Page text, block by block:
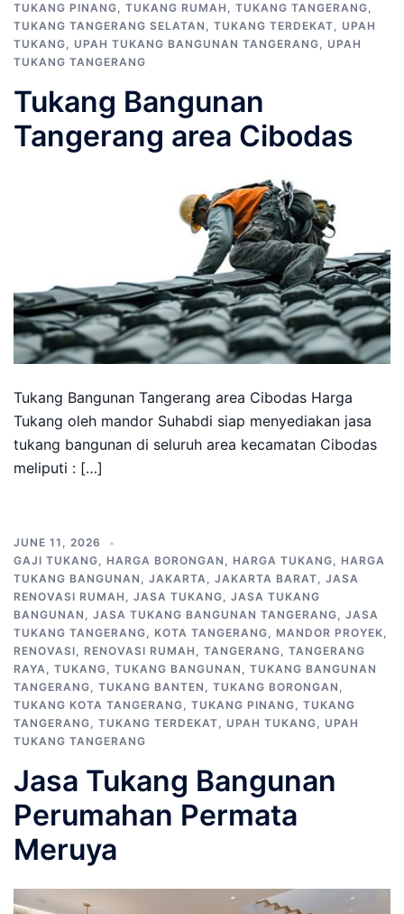
TUKANG PINANG, TUKANG RUMAH , TUKANG TANGERANG,
TUKANG TANGERANG SELATAN , TUKANG TERDEKAT, UPAH
TUKANG, UPAH TUKANG BANGUNAN TANGERANG, UPAH
TUKANG TANGERANG
Tukang Bangunan
Tangerang area Cibodas
Tukang Bangunan Tangerang area Cibodas Harga
Tukang oleh mandor Suhabdi siap menyediakan jasa
tukang bangunan di seluruh area kecamatan Cibodas
meliputi : […]
JUNE 11, 2026
GAJI TUKANG, HARGA BORONGAN , HARGA TUKANG, HARGA
TUKANG BANGUNAN , JAKARTA, JAKARTA BARAT, JASA
RENOVASI RUMAH , JASA TUKANG, JASA TUKANG
BANGUNAN , JASA TUKANG BANGUNAN TANGERANG, JASA
TUKANG TANGERANG, KOTA TANGERANG, MANDOR PROYEK,
RENOVASI, RENOVASI RUMAH , TANGERANG, TANGERANG
RAYA, TUKANG, TUKANG BANGUNAN , TUKANG BANGUNAN
TANGERANG, TUKANG BANTEN , TUKANG BORONGAN ,
TUKANG KOTA TANGERANG, TUKANG PINANG, TUKANG
TANGERANG, TUKANG TERDEKAT, UPAH TUKANG, UPAH
TUKANG TANGERANG
Jasa Tukang Bangunan
Perumahan Permata
Meruya